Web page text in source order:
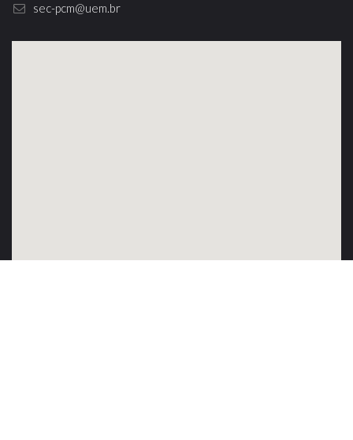
sec-pcm@uem.br